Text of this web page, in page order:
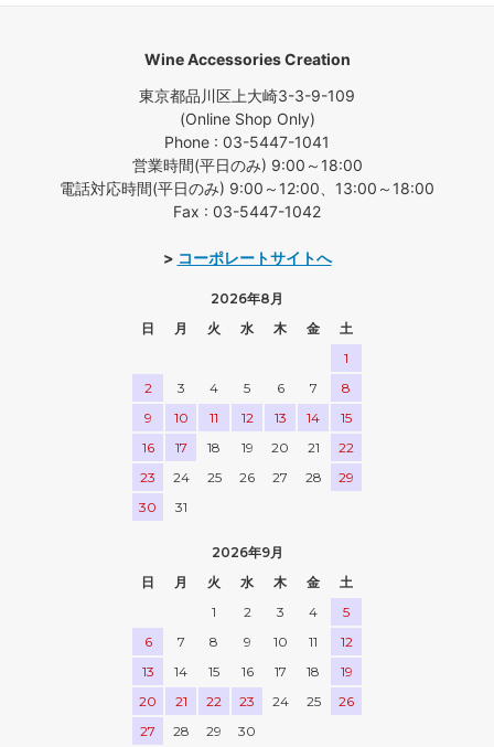
Wine Accessories Creation
東京都品川区上大崎3-3-9-109
(Online Shop Only)
Phone : 03-5447-1041
営業時間(平日のみ) 9:00～18:00
電話対応時間(平日のみ) 9:00～12:00、13:00～18:00
Fax : 03-5447-1042
> コーポレートサイトへ
2026年8月
日
月 火 水 木 金
土
1
2
3 4 5 6 7
8
9
10 11 12 13 14
15
16
17 18 19 20 21
22
23
24 25 26 27 28
29
30
31
2026年9月
日
月 火 水 木 金
土
1
2 3 4
5
6
7 8 9 10 11
12
13
14 15 16 17 18
19
20
21 22 23 24 25
26
27
28 29 30